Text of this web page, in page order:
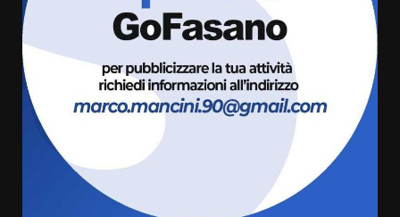
Residenti di Savelletri scrivono
al Prefetto: “Noi cittadini di
5 Agosto 2026 06:15
A Savelletri torna la Sagra del
Pesce Spada: appuntamento a
sabato 8 agosto